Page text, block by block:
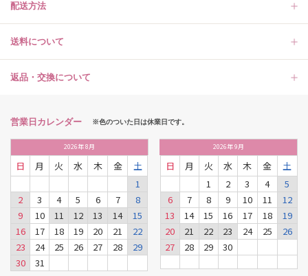
配送方法
送料について
返品・交換について
営業日カレンダー ※色のついた日は休業日です。
2026年8月
日 月 火 水 木 金
土
1
2
3 4 5 6 7
8
9
10 11 12 13 14
15
16
17 18 19 20 21
22
23
24 25 26 27 28
29
30
31
2026年9月
日 月 火 水 木 金
土
1
2 3 4
5
6
7 8 9 10 11
12
13
14 15 16 17 18
19
20
21 22 23 24 25
26
27
28 29 30